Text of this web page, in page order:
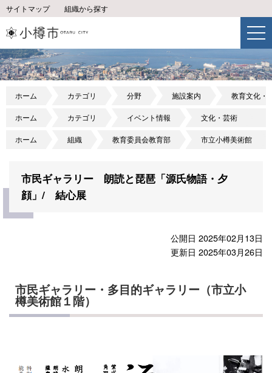
サイトマップ 組織から探す
ホーム カテゴリ 分野 施設案内 教育文化・
ホーム カテゴリ イベント情報 文化・芸術
ホーム 組織 教育委員会教育部 市立小樽美術館
市民ギャラリー 朗読と琵琶「源氏物語・夕
顔」/ 結心展
公開日 2025年02月13日
更新日 2025年03月26日
市民ギャラリー・多目的ギャラリー（市立小
樽美術館１階）